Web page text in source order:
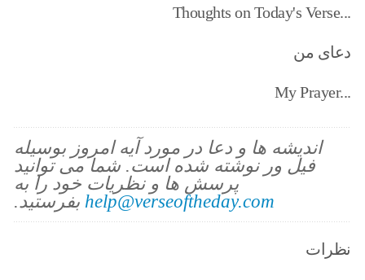
Thoughts on Today's Verse...
دعای من
My Prayer...
اندیشه ها و دعا در مورد آیه امروز بوسیله
فیل ور نوشته شده است. شما می توانید
پرسش ها و نظریات خود را به
help@verseoftheday.com بفرستید.
نظرات